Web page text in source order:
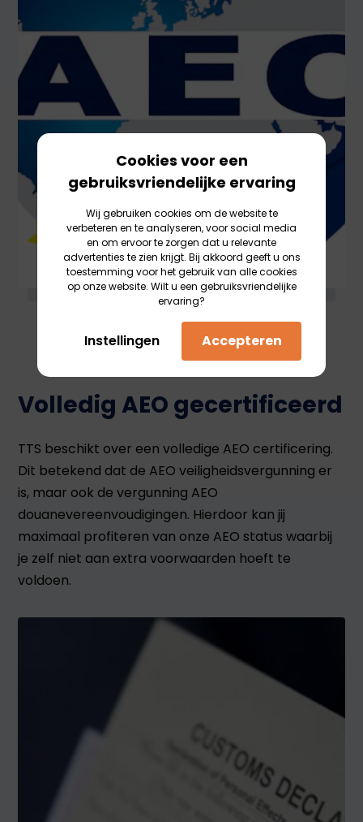
Volledig AEO gecertificeerd
TTS beschikt over een volledige AEO certificering.
Dit betekend dat de AEO veiligheidsvergunning er
is, maar ook de vergunning AEO
douanevereenvoudigingen. Hierdoor kan jij
maximaal profiteren van onze AEO status waarbij
je zelf niet aan extra voorwaarden hoeft te
voldoen.
Cookies voor een
gebruiksvriendelijke ervaring
Wij gebruiken cookies om de website te
verbeteren en te analyseren, voor social media
en om ervoor te zorgen dat u relevante
advertenties te zien krijgt. Bij akkoord geeft u ons
toestemming voor het gebruik van alle cookies
op onze website. Wilt u een gebruiksvriendelijke
ervaring?
Instellingen Accepteren